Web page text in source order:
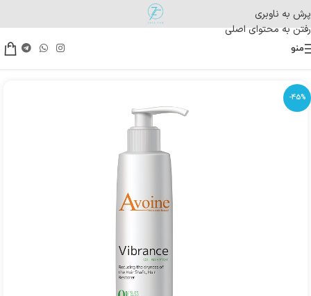
پرش به ناوبری
رفتن به محتوای اصلی
منو
-45%